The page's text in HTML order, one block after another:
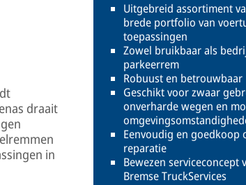
draait
in
Uitgebreid assortiment
brede portfolio van
toepassingen
Zowel bruikbaar als
parkeerrem
Robuust en betrouwbaar
Geschikt voor zwaar
onverharde wegen en
Eenvoudig en goedkoop
reparatie
Bewezen serviceconcept
Bremse TruckServices